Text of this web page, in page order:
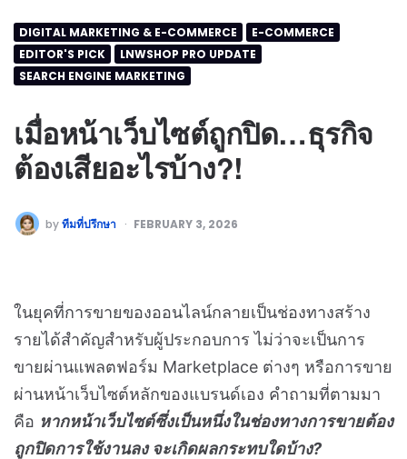
DIGITAL MARKETING & E-COMMERCE
E-COMMERCE
EDITOR'S PICK
LNWSHOP PRO UPDATE
SEARCH ENGINE MARKETING
เมื่อหน้าเว็บไซต์ถูกปิด…ธุรกิจ
ต้องเสียอะไรบ้าง?!
byทีมที่ปรึกษา FEBRUARY 3, 2026
ในยุคที่การขายของออนไลน์กลายเป็นช่องทางสร้าง
รายได้สำคัญสำหรับผู้ประกอบการ ไม่ว่าจะเป็นการ
ขายผ่านแพลตฟอร์ม Marketplace ต่างๆ หรือการขาย
ผ่านหน้าเว็บไซต์หลักของแบรนด์เอง คำถามที่ตามมา
คือ หากหน้าเว็บไซต์ซึ่งเป็นหนึ่งในช่องทางการขายต้อง
ถูกปิดการใช้งานลง จะเกิดผลกระทบใดบ้าง?